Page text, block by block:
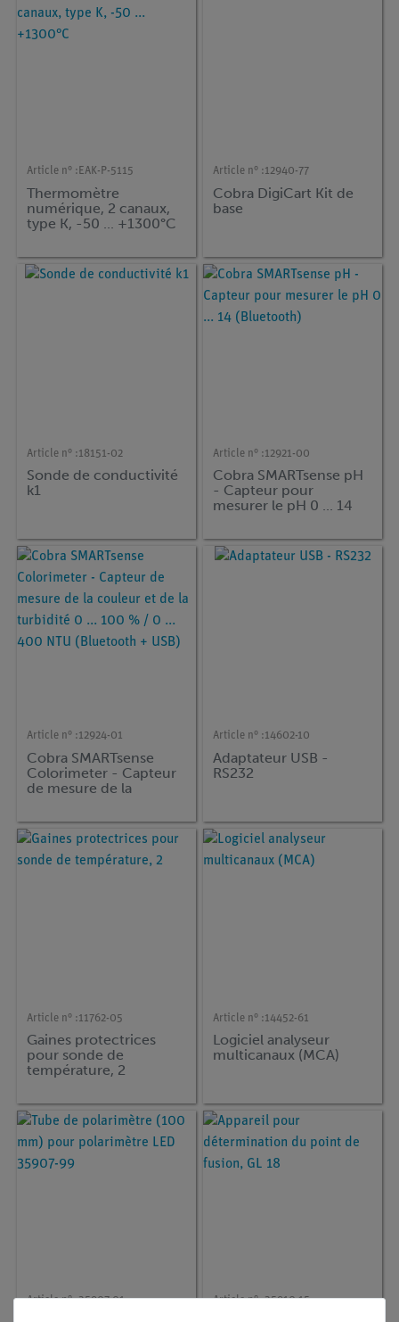
Article n° : EAK-P-5115
Thermomètre
numérique, 2 canaux,
type K, -50 ... +1300°C
Article n° :12940-77
Cobra DigiCart Kit de
base
Article n° :18151-02
Sonde de conductivité
k1
Article n° :12921-00
Cobra SMARTsense pH
- Capteur pour
mesurer le pH 0 ... 14
Article n° :12924-01
Cobra SMARTsense
Colorimeter - Capteur
de mesure de la
turbidité 0 ... 100 % / 0
... 400 NTU (Bluetooth
+ USB)
Article n° :14602-10
Adaptateur USB -
RS232
Article n° :11762-05
Gaines protectrices
pour sonde de
température, 2
Article n° :14452-61
Logiciel analyseur
multicanaux (MCA)
Article n° :35907-01 Article n° :35910-15